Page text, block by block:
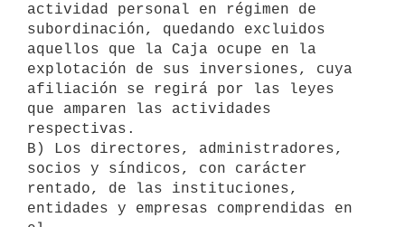
actividad personal en régimen de
subordinación, quedando excluidos
aquellos que la Caja ocupe en la
explotación de sus inversiones, cuya
afiliación se regirá por las leyes
que amparen las actividades
respectivas.
B) Los directores, administradores,
socios y síndicos, con carácter
rentado, de las instituciones,
entidades y empresas comprendidas en